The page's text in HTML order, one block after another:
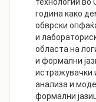
година како
обврски
и
областа на
и формални
истражувачки
анализа и
формални